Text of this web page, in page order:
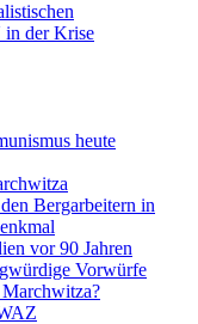
in der Krise
heute
Bergarbeitern in
vor 90 Jahren
Vorwürfe